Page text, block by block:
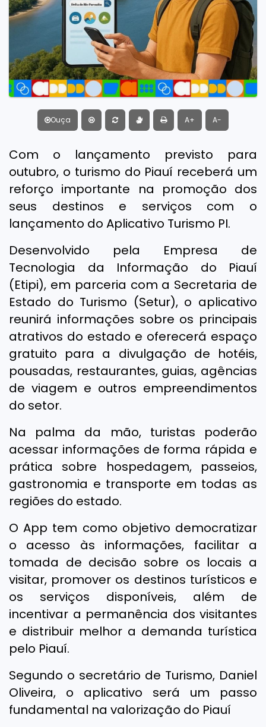
Ouça A+ A-
Com o lançamento previsto para
outubro, o turismo do Piauí receberá um
reforço importante na promoção dos
seus destinos e serviços com o
lançamento do Aplicativo Turismo PI.
Desenvolvido pela Empresa de
Tecnologia da Informação do Piauí
(Etipi), em parceria com a Secretaria de
Estado do Turismo (Setur), o aplicativo
reunirá informações sobre os principais
atrativos do estado e oferecerá espaço
gratuito para a divulgação de hotéis,
pousadas, restaurantes, guias, agências
de viagem e outros empreendimentos
do setor.
Na palma da mão, turistas poderão
acessar informações de forma rápida e
prática sobre hospedagem, passeios,
gastronomia e transporte em todas as
regiões do estado.
O App tem como objetivo democratizar
o acesso às informações, facilitar a
tomada de decisão sobre os locais a
visitar, promover os destinos turísticos e
os serviços disponíveis, além de
incentivar a permanência dos visitantes
e distribuir melhor a demanda turística
pelo Piauí.
Segundo o secretário de Turismo, Daniel
Oliveira, o aplicativo será um passo
fundamental na valorização do Piauí